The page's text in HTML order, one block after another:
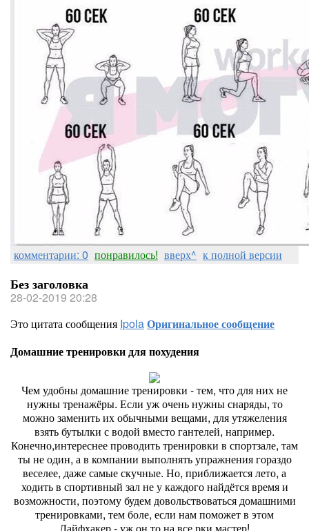
комментарии: 0 понравилось! вверх^ к полной версии
Без заголовка
28-02-2019 20:28
Это цитата сообщения IpolaОригинальное сообщение
Домашние тренировки для похудения
Чем удобны домашние тренировки - тем, что для них не
нужны тренажёры. Если уж очень нужны снаряды, то
можно заменить их обычными вещами, для утяжеления
взять бутылки с водой вместо гантелей, например.
Конечно,интереснее проводить тренировки в спортзале, там
ты не один, а в компании выполнять упражнения гораздо
веселее, даже самые скучные. Но, приближается лето, а
ходить в спортивный зал не у каждого найдётся время и
возможности, поэтому будем довольствоваться домашними
тренировками, тем боле, если нам поможет в этом